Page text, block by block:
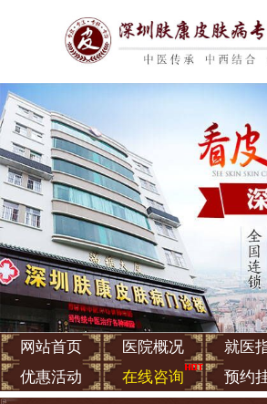
网站首页 医院概况 就医
优惠活动
在线咨询 预约